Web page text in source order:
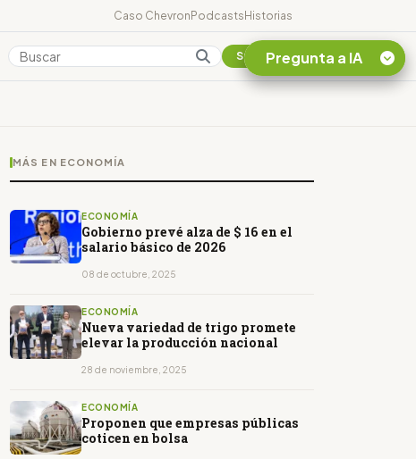
Caso ChevronPodcastsHistorias
Colombia Suscribirse
MÁS EN ECONOMÍA
ECONOMÍA
Gobierno prevé alza de $ 16 en el
salario básico de 2026
08 de octubre, 2025
ECONOMÍA
Nueva variedad de trigo promete
elevar la producción nacional
28 de noviembre, 2025
ECONOMÍA
Proponen que empresas públicas
coticen en bolsa
Pregunta a IA